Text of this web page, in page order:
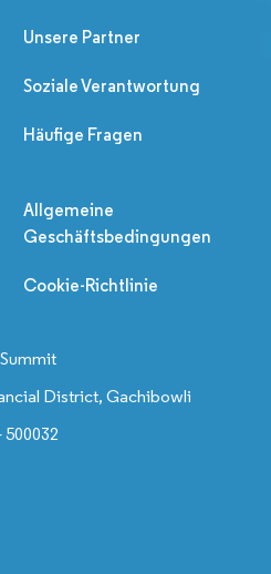
Unsere Partner
Soziale Verantwortung
Häufige Fragen
Allgemeine
Geschäftsbedingungen
Cookie-Richtlinie
District, Gachibowli
500032